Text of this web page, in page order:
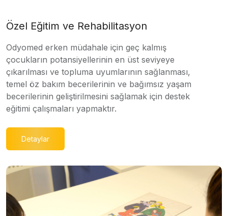
Özel Eğitim ve Rehabilitasyon
Odyomed erken müdahale için geç kalmış
çocukların potansiyellerinin en üst seviyeye
çıkarılması ve topluma uyumlarının sağlanması,
temel öz bakım becerilerinin ve bağımsız yaşam
becerilerinin geliştirilmesini sağlamak için destek
eğitimi çalışmaları yapmaktır.
Detaylar